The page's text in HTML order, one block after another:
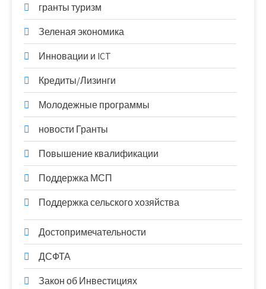
гранты туризм
Зеленая экономика
Инновации и ICT
Кредиты/Лизинги
Молодежные программы
новости Гранты
Повышение квалификации
Поддержка МСП
Поддержка сельского хозяйства
Достопримечательности
ДСФТА
Закон об Инвестициях